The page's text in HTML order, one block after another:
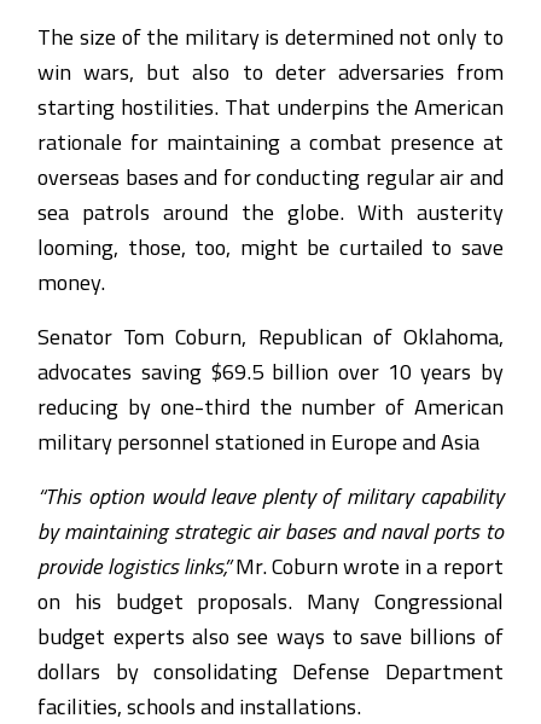
The size of the military is determined not only to
win wars, but also to deter adversaries from
starting hostilities. That underpins the American
rationale for maintaining a combat presence at
overseas bases and for conducting regular air and
sea patrols around the globe. With austerity
looming, those, too, might be curtailed to save
money.
Senator Tom Coburn, Republican of Oklahoma,
advocates saving $69.5 billion over 10 years by
reducing by one-third the number of American
military personnel stationed in Europe and Asia
“This option would leave plenty of military capability
by maintaining strategic air bases and naval ports to
provide logistics links,”Mr. Coburn wrote in a report
on his budget proposals. Many Congressional
budget experts also see ways to save billions of
dollars by consolidating Defense Department
facilities, schools and installations.